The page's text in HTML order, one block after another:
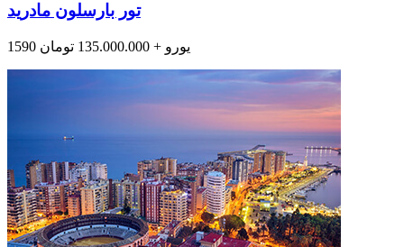
تور بارسلون مادرید
1590 یورو + 135.000.000 تومان